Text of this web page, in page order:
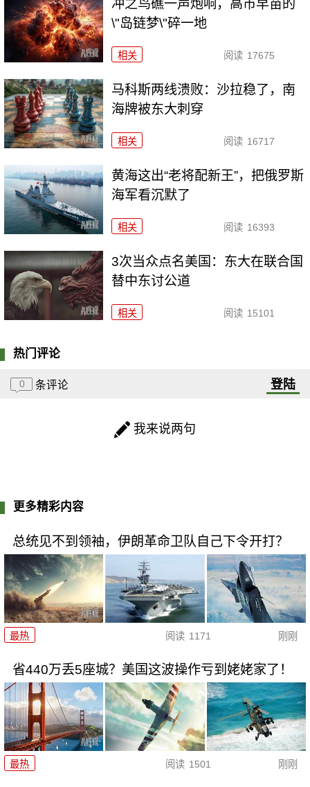
冲之鸟礁一声炮响，高市早苗的
\"岛链梦\"碎一地
相关 阅读 17675
马科斯两线溃败：沙拉稳了，南
海牌被东大刺穿
相关 阅读 16717
黄海这出“老将配新王”，把俄罗斯
海军看沉默了
相关 阅读 16393
3次当众点名美国：东大在联合国
替中东讨公道
相关 阅读 15101
热门评论
0 条评论 登陆
我来说两句
更多精彩内容
总统见不到领袖，伊朗革命卫队自己下令开打？
最热 阅读 1171 刚刚
省440万丢5座城？美国这波操作亏到姥姥家了！
最热 阅读 1501 刚刚